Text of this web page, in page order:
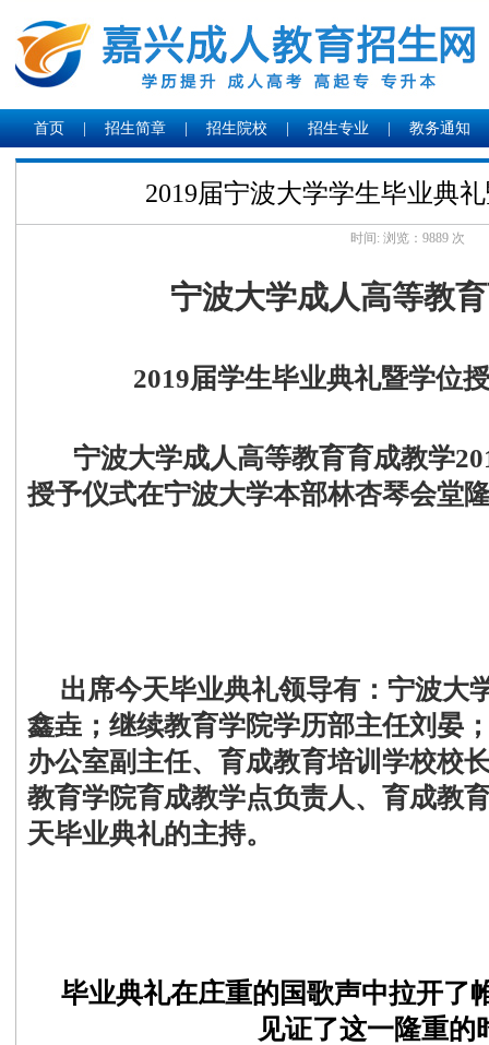
首页 招生简章 招生院校 招生专业 教务通知
2019届宁波大学学生毕业典
时间: 浏览： 9889 次
宁波大学成人高等教
2019届学生毕业典礼暨学位
宁波大学成人高等教育育成教学
授予仪式在宁波大学本部林杏琴会堂
出席今天毕业典礼领导有：宁波大
鑫垚；继续教育学院学历部主任刘晏
办公室副主任、育成教育培训学校校
教育学院育成教学点负责人、育成教
天毕业典礼的主持。
毕业典礼在庄重的国歌声中拉开了
见证了这一隆重的